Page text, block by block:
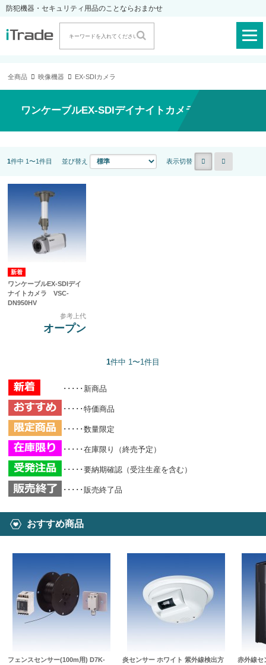
防犯機器・セキュリティ用品のことならおまかせ
全商品 映像機器 EX-SDIカメラ
ワンケーブルEX-SDIデイナイトカメラ（屋内）
1件中 1〜1件目 並び替え 表示切替
ワンケーブルEX-SDIデイ
ナイトカメラ VSC-
DN950HV
参考上代
オープン
1件中 1〜1件目
･････新商品
･････特価商品
･････数量限定
･････在庫限り（終売予定）
･････要納期確認（受注生産を含む）
･････販売終了品
おすすめ商品
フェンスセンサー(100m用) D7K-
炎センサー ホワイト 紫外線検出方
赤外線セ